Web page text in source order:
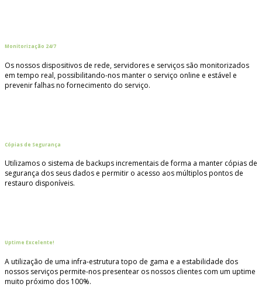
Monitorização 24/7
Os nossos dispositivos de rede, servidores e serviços são monitorizados
em tempo real, possibilitando-nos manter o serviço online e estável e
prevenir falhas no fornecimento do serviço.
Cópias de Segurança
Utilizamos o sistema de backups incrementais de forma a manter cópias de
segurança dos seus dados e permitir o acesso aos múltiplos pontos de
restauro disponíveis.
Uptime Excelente!
A utilização de uma infra-estrutura topo de gama e a estabilidade dos
nossos serviços permite-nos presentear os nossos clientes com um uptime
muito próximo dos 100%.